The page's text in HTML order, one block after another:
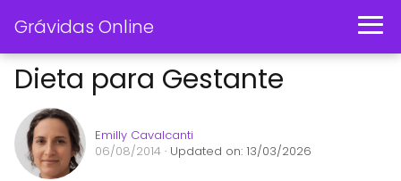
Grávidas Online
Dieta para Gestante
Emilly Cavalcanti
06/08/2014 · Updated on: 13/03/2026